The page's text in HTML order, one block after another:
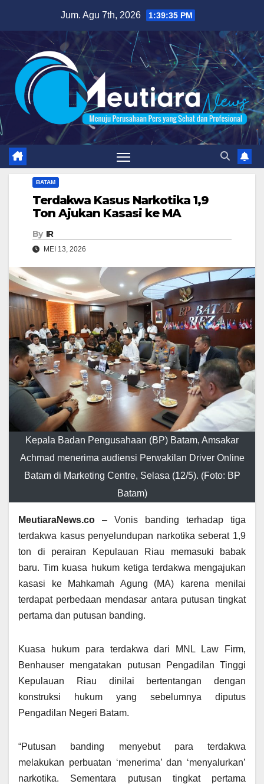
content
Jum. Agu 7th, 2026 1:39:37 PM
BATAM
Terdakwa Kasus Narkotika 1,9
Ton Ajukan Kasasi ke MA
By IR
MEI 13, 2026
Kepala Badan Pengusahaan (BP) Batam, Amsakar
Achmad menerima audiensi Perwakilan Driver Online
Batam di Marketing Centre, Selasa (12/5). (Foto: BP
Batam)
MeutiaraNews.co – Vonis banding terhadap tiga
terdakwa kasus penyelundupan narkotika seberat 1,9
ton di perairan Kepulauan Riau memasuki babak
baru. Tim kuasa hukum ketiga terdakwa mengajukan
kasasi ke Mahkamah Agung (MA) karena menilai
terdapat perbedaan mendasar antara putusan tingkat
pertama dan putusan banding.
Kuasa hukum para terdakwa dari MNL Law Firm,
Benhauser mengatakan putusan Pengadilan Tinggi
Kepulauan Riau dinilai bertentangan dengan
konstruksi hukum yang sebelumnya diputus
Pengadilan Negeri Batam.
“Putusan banding menyebut para terdakwa
melakukan perbuatan ‘menerima’ dan ‘menyalurkan’
narkotika. Sementara putusan tingkat pertama